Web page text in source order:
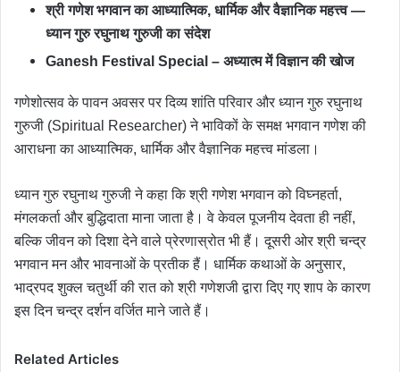
श्री गणेश भगवान का आध्यात्मिक, धार्मिक और वैज्ञानिक महत्त्व —
ध्यान गुरु रघुनाथ गुरुजी का संदेश
Ganesh Festival Special – अध्यात्म में विज्ञान की खोज
गणेशोत्सव के पावन अवसर पर दिव्य शांति परिवार और ध्यान गुरु रघुनाथ
गुरुजी (Spiritual Researcher) ने भाविकों के समक्ष भगवान गणेश की
आराधना का आध्यात्मिक, धार्मिक और वैज्ञानिक महत्त्व मांडला।
ध्यान गुरु रघुनाथ गुरुजी ने कहा कि श्री गणेश भगवान को विघ्नहर्ता,
मंगलकर्ता और बुद्धिदाता माना जाता है। वे केवल पूजनीय देवता ही नहीं,
बल्कि जीवन को दिशा देने वाले प्रेरणास्रोत भी हैं। दूसरी ओर श्री चन्द्र
भगवान मन और भावनाओं के प्रतीक हैं। धार्मिक कथाओं के अनुसार,
भाद्रपद शुक्ल चतुर्थी की रात को श्री गणेशजी द्वारा दिए गए शाप के कारण
इस दिन चन्द्र दर्शन वर्जित माने जाते हैं।
Related Articles